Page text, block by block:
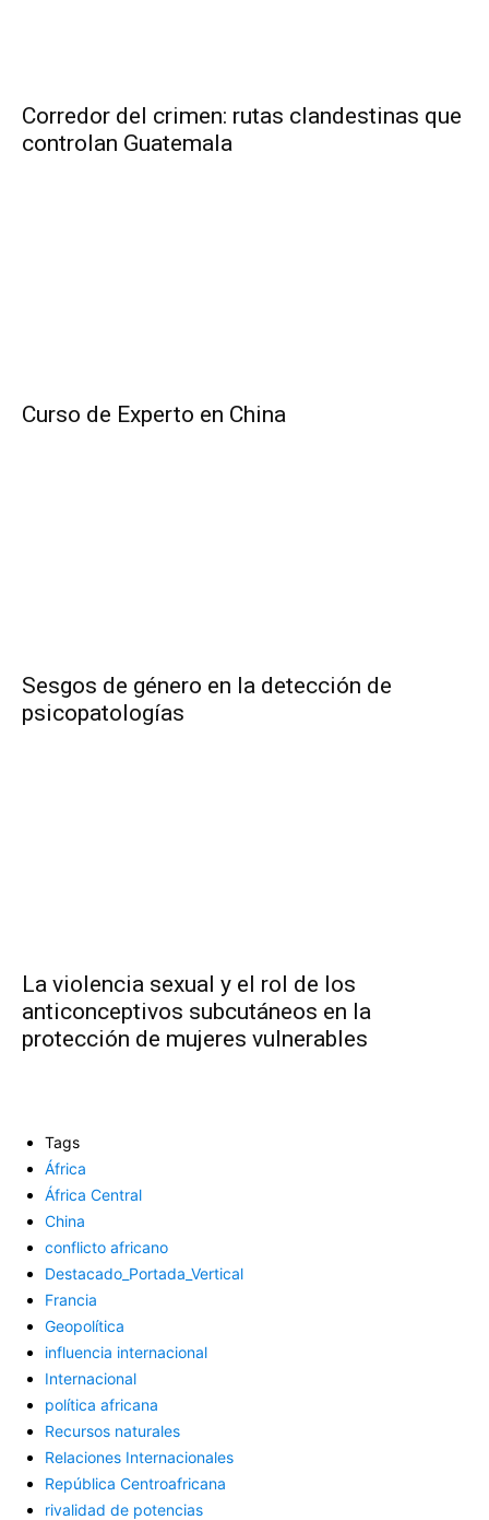
Corredor del crimen: rutas clandestinas que
controlan Guatemala
Curso de Experto en China
Sesgos de género en la detección de
psicopatologías
La violencia sexual y el rol de los
anticonceptivos subcutáneos en la
protección de mujeres vulnerables
Tags
África
África Central
China
conflicto africano
Destacado_Portada_Vertical
Francia
Geopolítica
influencia internacional
Internacional
política africana
Recursos naturales
Relaciones Internacionales
República Centroafricana
rivalidad de potencias